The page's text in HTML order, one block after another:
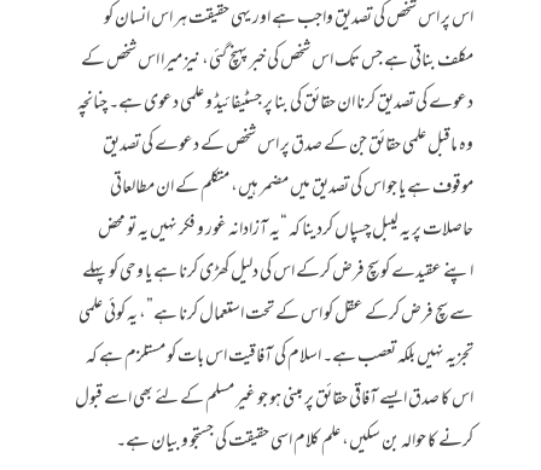
اس پر اس شخص کی تصدیق واجب ہے اور یہی حقیقت ہر اس انسان کو
مکلف بناتی ہے جس تک اس شخص کی خبر پہنچ گئی، نیز میرا اس شخص کے
دعوے کی تصدیق کرنا ان حقائق کی بنا پر جسٹیفائیڈ و علمی دعوی ہے۔ چنانچہ
وہ ماقبل علمی حقائق جن کے صدق پر اس شخص کے دعوے کی تصدیق
موقوف ہے یا جو اس کی تصدیق میں مضمر ہیں، متکلم کے ان مطالعاتی
حاصلات پر یہ لیبل چسپاں کردینا کہ “یہ آزادانہ غور و فکر نہیں یہ تو محض
اپنے عقیدے کو سچ فرض کرکے اس کی دلیل کھڑی کرنا ہے یا وحی کو پہلے
سے سچ فرض کرکے عقل کو اس کے تحت استعمال کرنا ہے”، یہ کوئی علمی
تجزیہ نہیں بلکہ تعصب ہے۔ اسلام کی آفاقیت اس بات کو مستلزم ہے کہ
اس کا صدق ایسے آفاقی حقائق پر مبنی ہو جو غیر مسلم کے لئے بھی اسے قبول
کرنے کا حوالہ بن سکیں، علم کلام اسی حقیقت کی جستجو و بیان ہے۔